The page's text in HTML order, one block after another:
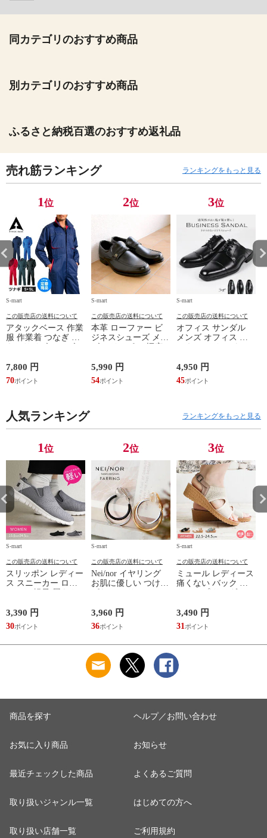
同カテゴリのおすすめ商品
別カテゴリのおすすめ商品
ふるさと納税百選のおすすめ返礼品
売れ筋ランキング ランキングをもっと見る
1位
S-mart
この販売店の送料について
アタックベース 作業
服 作業着 つなぎ 大
オーバーオール ユニ
フォーム サロペット
整備士 車 バイク 汚
7,800 円
70
2位
S-mart
この販売店の送料について
本革 ローファー ビ
ジネスシューズ メン
3002 3003 3004 3005
5,990 円
54
3位
S-mart
この販売店の送料について
オフィス サンダル
メンズ オフィス ビ
性 つっかけ 履きや
すい 痛くない 室内
履き オフィス履き
ネススリッパ ストレ
ブラック 黒 311 312
4,950 円
45
人気ランキング ランキングをもっと見る
1位
S-mart
この販売店の送料について
スリッポン レディー
ス スニーカー ロー
ォーキング コンフォ
ート シューズ 黒 ブ
ラック グレー 2861
3,390 円
30
2位
S-mart
この販売店の送料について
Nei/nor イヤリング
お肌に優しい つけっ
クセサリー 錆に強い
変色しにくい ネイナ
ー NnER-0021
3,960 円
36
3位
S-mart
この販売店の送料について
ミュール レディース
痛くない バック ス
ェッジソール ニット
厚底 軽量 美脚 疲れ
にくい 歩きやすい
3,490 円
31
商品を探す
お気に入り商品
最近チェックした商品
取り扱いジャンル一覧
取り扱い店舗一覧
ヘルプ／お問い合わせ
お知らせ
よくあるご質問
はじめての方へ
ご利用規約